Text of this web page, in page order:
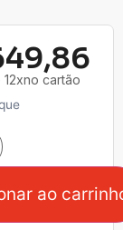
12xno cartão
ao